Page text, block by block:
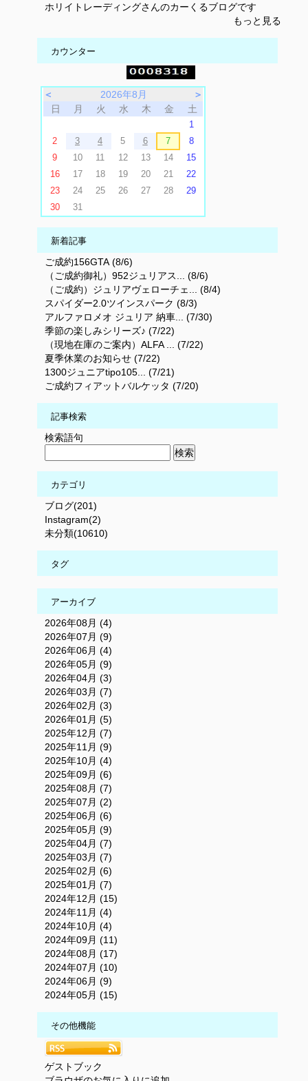
ホリイトレーディングさんのカーくるブログです
もっと見る
カウンター
＜ 2026年8月
＞
日
月 火 水 木 金 土
1
2
3 4 5 6 7
8
9
10 11 12 13 14
15
16
17 18 19 20 21
22
23
24 25 26 27 28
29
30
31
新着記事
ご成約156GTA (8/6)
（ご成約御礼）952ジュリアス... (8/6)
（ご成約）ジュリアヴェローチェ... (8/4)
スパイダー2.0ツインスパーク (8/3)
アルファロメオ ジュリア 納車... (7/30)
季節の楽しみシリーズ♪ (7/22)
（現地在庫のご案内）ALFA ... (7/22)
夏季休業のお知らせ (7/22)
1300ジュニアtipo105... (7/21)
ご成約フィアットバルケッタ (7/20)
記事検索
検索語句
カテゴリ
ブログ(201)
Instagram(2)
未分類(10610)
タグ
アーカイブ
2026年08月 (4)
2026年07月 (9)
2026年06月 (4)
2026年05月 (9)
2026年04月 (3)
2026年03月 (7)
2026年02月 (3)
2026年01月 (5)
2025年12月 (7)
2025年11月 (9)
2025年10月 (4)
2025年09月 (6)
2025年08月 (7)
2025年07月 (2)
2025年06月 (6)
2025年05月 (9)
2025年04月 (7)
2025年03月 (7)
2025年02月 (6)
2025年01月 (7)
2024年12月 (15)
2024年11月 (4)
2024年10月 (4)
2024年09月 (11)
2024年08月 (17)
2024年07月 (10)
2024年06月 (9)
2024年05月 (15)
その他機能
ゲストブック